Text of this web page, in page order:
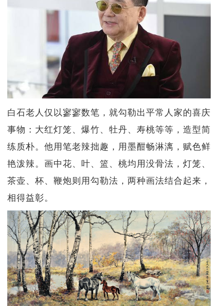
白石老人仅以寥寥数笔，就勾勒出平常人家的喜庆
事物：大红灯笼、爆竹、牡丹、寿桃等等，造型简
练质朴。他用笔老辣拙趣，用墨酣畅淋漓，赋色鲜
艳泼辣。画中花、叶、篮、桃均用没骨法，灯笼、
茶壶、杯、鞭炮则用勾勒法，两种画法结合起来，
相得益彰。